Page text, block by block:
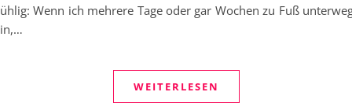
Wenn ich mehrere Tage oder gar Wochen zu Fuß
WEITERLESEN